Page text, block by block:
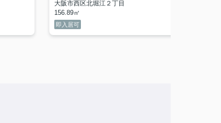
大阪市西区北堀江２丁目
156.89㎡
即入居可